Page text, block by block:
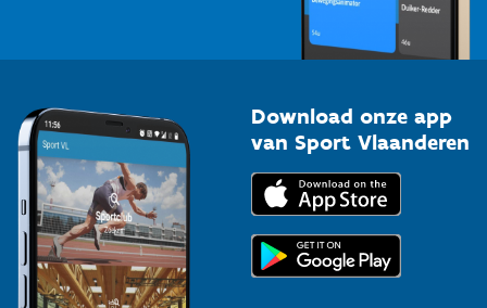
Download onze app
van Sport Vlaanderen